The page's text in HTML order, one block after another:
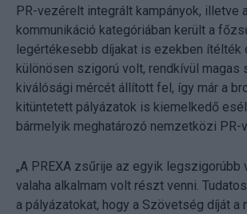
PR-vezérelt integrált kampányok, illetve
kommunikáció kategóriában került a
legértékesebb díjakat is ezekben ítélték
különösen szigorú volt, rendkívül magas
kiválósági mércét állított fel, így már a
kitüntetett pályázatok is kiemelkedő
bármelyik meghatározó nemzetközi PR-
„A PREXA zsűrije az egyik legszigorúbb
valaha alkalmam volt részt venni.
a pályázatokat, hogy a Szövetség díját a